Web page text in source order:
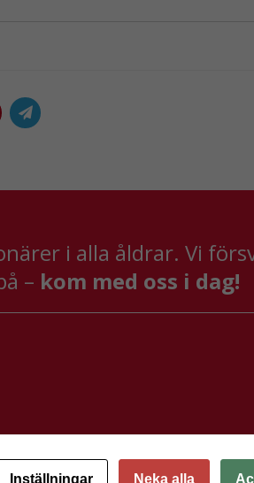
i alla åldrar. Vi
– kom med oss i dag!
Inställningar Neka alla